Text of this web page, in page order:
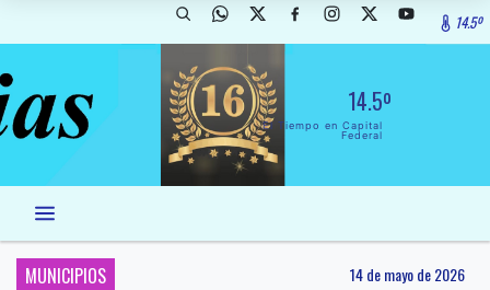
14.5º
14.5º
El Tiempo en Capital
Federal
MUNICIPIOS 14 de mayo de 2026